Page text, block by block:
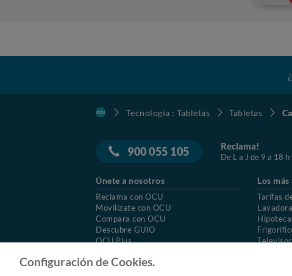
Tecnología : Tabletas Tabletas
900 055 105 Reclama!
De L a J de 9 a 18
Únete a nosotros
Reclama con OCU
Movilízate con OCU
Compara con OCU
Descubre GUIO
OCU Plus
Los
Tarifas
Configuración de Cookies.